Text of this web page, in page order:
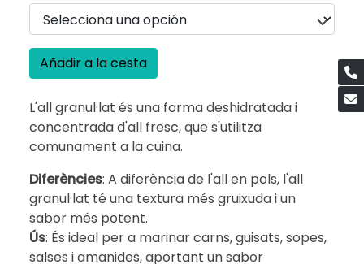
Añadir a la cesta
L'all granul·lat és una forma deshidratada i
concentrada d'all fresc, que s'utilitza
comunament a la cuina.
Diferències: A diferència de l'all en pols, l'all
granul·lat té una textura més gruixuda i un
sabor més potent.
Ús: És ideal per a marinar carns, guisats, sopes,
salses i amanides, aportant un sabor